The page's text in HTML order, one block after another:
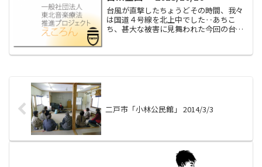
台風が直撃したちょうどその時間、我々
は国道４号線を北上中でした‥あちこ
ち、甚大な被害に見舞われた今回の台風
た皆様に心よりお見舞い申し上げます。
二戸市「小林公民館」 2014/3/3